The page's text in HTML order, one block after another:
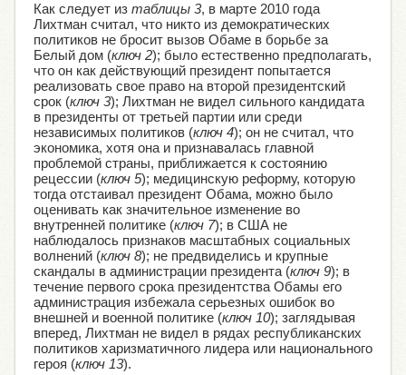
Как следует из таблицы 3, в марте 2010 года
Лихтман считал, что никто из демократических
политиков не бросит вызов Обаме в борьбе за
Белый дом (ключ 2); было естественно предполагать,
что он как действующий президент попытается
реализовать свое право на второй президентский
срок (ключ 3); Лихтман не видел сильного кандидата
в президенты от третьей партии или среди
независимых политиков (ключ 4); он не считал, что
экономика, хотя она и признавалась главной
проблемой страны, приближается к состоянию
рецессии (ключ 5); медицинскую реформу, которую
тогда отстаивал президент Обама, можно было
оценивать как значительное изменение во
внутренней политике (ключ 7); в США не
наблюдалось признаков масштабных социальных
волнений (ключ 8); не предвиделись и крупные
скандалы в администрации президента (ключ 9); в
течение первого срока президентства Обамы его
администрация избежала серьезных ошибок во
внешней и военной политике (ключ 10); заглядывая
вперед, Лихтман не видел в рядах республиканских
политиков харизматичного лидера или национального
героя (ключ 13).